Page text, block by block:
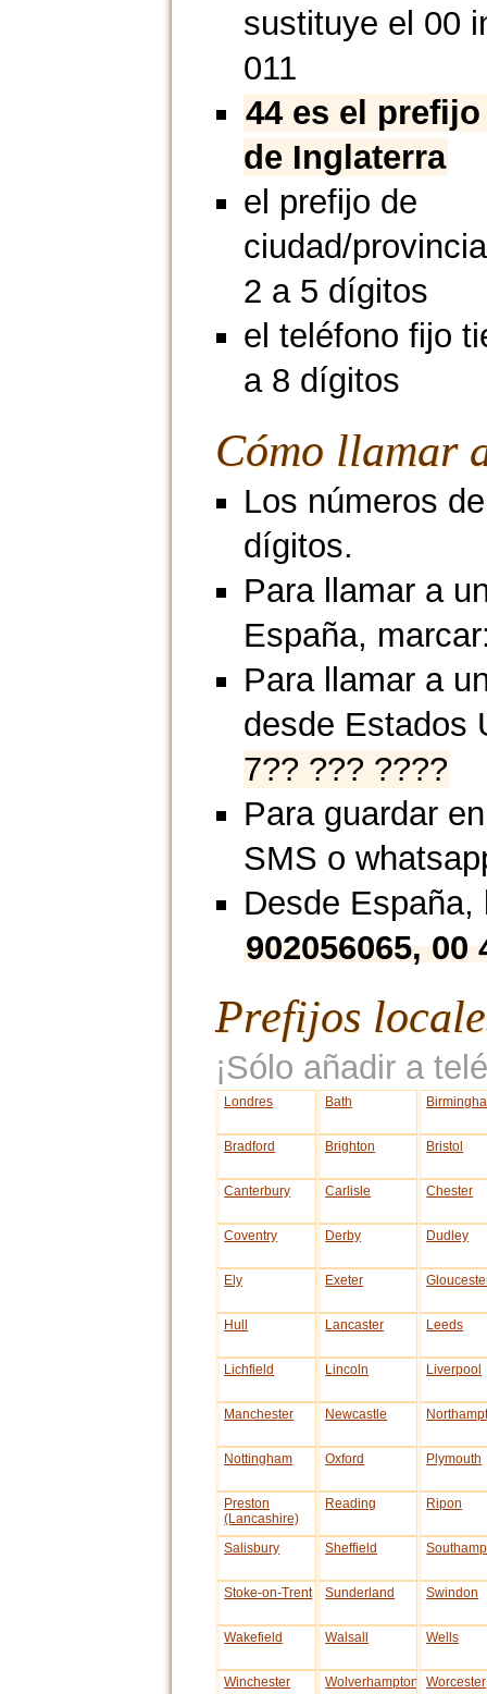
sustituye el 00
011
44 es el
de Inglaterra
el prefijo de
ciudad/
2 a 5 dígitos
el teléfono fijo
a 8 dígitos
Cómo llamar
Los números
dígitos.
Para llamar a
España,
Para llamar a
desde Estados
7?? ??? ????
Para guardar
SMS o
Desde
902056065,
Prefijos
¡Sólo añadir a
Londres Bath
Bradford Brighton Bristol
Canterbury Carlisle Chester
Coventry Derby Dudley
Ely Exeter
Hull Lancaster Leeds
Lichfield Lincoln Liverpool
Manchester Newcastle
Nottingham Oxford Plymouth
Preston
(Lancashire)
Reading Ripon
Salisbury Sheffield
Stoke-on-Trent Sunderland Swindon
Wakefield Walsall Wells
Winchester Wolverhampton Worcester